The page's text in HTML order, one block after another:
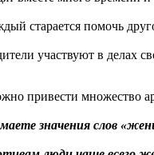
старается помочь
участвуют в делах
привести множество
значения слов